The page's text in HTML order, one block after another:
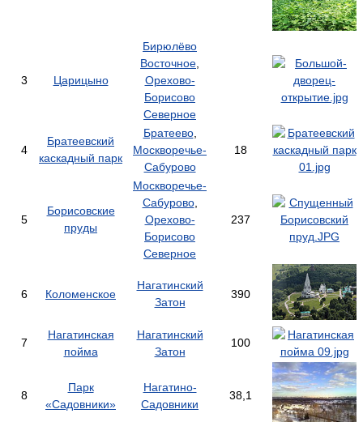
3 Царицыно
Бирюлёво
Восточное
Орехово-
Борисово
Северное
4
Братеевский
каскадный парк
Братеево,
Москворечье-
Сабурово
18
5
Борисовские
пруды
Москворечье-
Сабурово,
Орехово-
Борисово
Северное
237
6 Коломенское
Нагатинский
Затон
390
7
Нагатинская
пойма
Нагатинский
Затон
100
8
Парк
«Садовники»
Нагатино-
Садовники
38,1